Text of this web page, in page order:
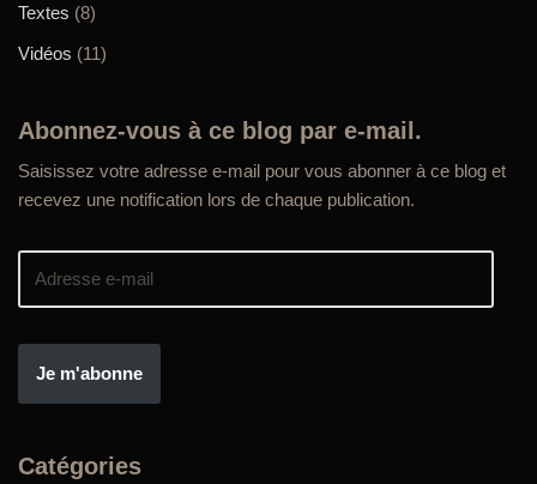
Textes (8)
Vidéos (11)
Abonnez-vous à ce blog par e-mail.
Saisissez votre adresse e-mail pour vous abonner à ce blog et
recevez une notification lors de chaque publication.
Je m'abonne
Catégories